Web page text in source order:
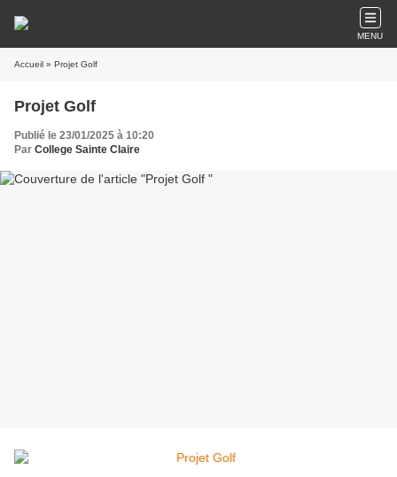
MENU
Accueil » Projet Golf
Projet Golf
Publié le 23/01/2025 à 10:20
Par College Sainte Claire